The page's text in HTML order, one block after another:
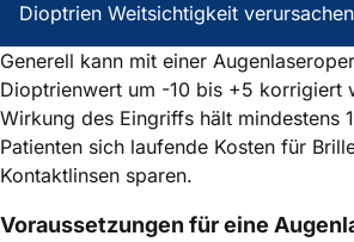
Dioptrien Weitsichtigkeit
Generell kann mit einer
Dioptrienwert um -10 bis +5 korrigiert
Wirkung des Eingriffs hält mindestens
Patienten sich laufende Kosten für
Kontaktlinsen sparen.
Voraussetzungen für eine